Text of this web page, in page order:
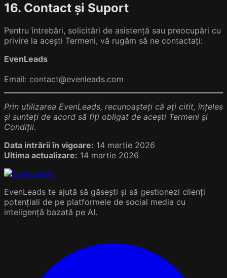
16. Contact și Suport
Pentru întrebări, solicitări de asistență sau preocupări cu
privire la acești Termeni, vă rugăm să ne contactați:
EvenLeads
Email: contact@evenleads.com
Prin utilizarea EvenLeads, recunoașteți că ați citit, înțeles
și sunteți de acord să fiți obligat de acești Termeni și
Condiții.
Data intrării în vigoare: 14 martie 2026
Ultima actualizare: 14 martie 2026
EvenLeads te ajută să găsești și să gestionezi clienți
potențiali de pe platformele de social media cu
inteligență bazată pe AI.